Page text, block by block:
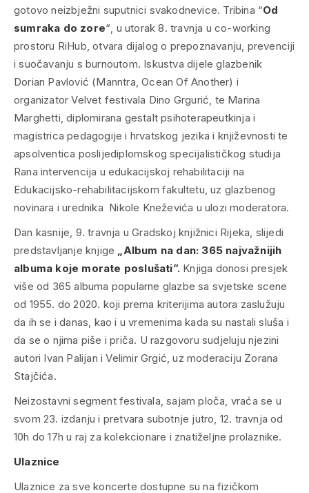
gotovo neizbježni suputnici svakodnevice. Tribina “Od
sumraka do zore“, u utorak 8. travnja u co-working
prostoru RiHub, otvara dijalog o prepoznavanju, prevenciji
i suočavanju s burnoutom. Iskustva dijele glazbenik
Dorian Pavlović (Manntra, Ocean Of Another) i
organizator Velvet festivala Dino Grgurić, te Marina
Marghetti, diplomirana gestalt psihoterapeutkinja i
magistrica pedagogije i hrvatskog jezika i književnosti te
apsolventica poslijediplomskog specijalističkog studija
Rana intervencija u edukacijskoj rehabilitaciji na
Edukacijsko-rehabilitacijskom fakultetu, uz glazbenog
novinara i urednika Nikole Kneževića u ulozi moderatora.
Dan kasnije, 9. travnja u Gradskoj knjižnici Rijeka, slijedi
predstavljanje knjige „Album na dan: 365 najvažnijih
albuma koje morate poslušati”. Knjiga donosi presjek
više od 365 albuma popularne glazbe sa svjetske scene
od 1955. do 2020. koji prema kriterijima autora zaslužuju
da ih se i danas, kao i u vremenima kada su nastali sluša i
da se o njima piše i priča. U razgovoru sudjeluju njezini
autori Ivan Palijan i Velimir Grgić, uz moderaciju Zorana
Stajčića.
Neizostavni segment festivala, sajam ploča, vraća se u
svom 23. izdanju i pretvara subotnje jutro, 12. travnja od
10h do 17h u raj za kolekcionare i znatiželjne prolaznike.
Ulaznice
Ulaznice za sve koncerte dostupne su na fizičkom